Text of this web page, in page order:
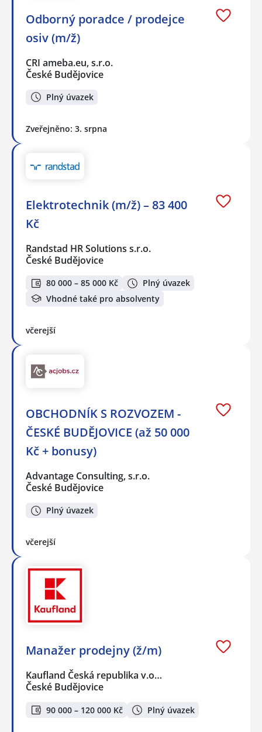
Odborný poradce / prodejce
osiv (m/ž)
CRI ameba.eu, s.r.o.
České Budějovice
Plný úvazek
Zveřejněno: 3. srpna
Elektrotechnik (m/ž) – 83 400
Kč
Randstad HR Solutions s.r.o.
České Budějovice
80 000 – 85 000 Kč
Plný úvazek
Vhodné také pro absolventy
včerejší
OBCHODNÍK S ROZVOZEM -
ČESKÉ BUDĚJOVICE (až 50 000
Kč + bonusy)
Advantage Consulting, s.r.o.
České Budějovice
Plný úvazek
včerejší
Manažer prodejny (ž/m)
Kaufland Česká republika v.o…
České Budějovice
90 000 – 120 000 Kč Plný úvazek